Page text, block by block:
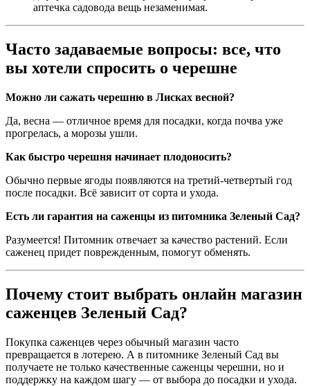
аптечка садовода вещь незаменимая.
Часто задаваемые вопросы: все, что
вы хотели спросить о черешне
Можно ли сажать черешню в Лисках весной?
Да, весна — отличное время для посадки, когда почва уже
прогрелась, а морозы ушли.
Как быстро черешня начинает плодоносить?
Обычно первые ягоды появляются на третий-четвертый год
после посадки. Всё зависит от сорта и ухода.
Есть ли гарантия на саженцы из питомника Зеленый Сад?
Разумеется! Питомник отвечает за качество растений. Если
саженец придет поврежденным, помогут обменять.
Почему стоит выбрать онлайн магазин
саженцев Зеленый Сад?
Покупка саженцев через обычный магазин часто
превращается в лотерею. А в питомнике Зеленый Сад вы
получаете не только качественные саженцы черешни, но и
поддержку на каждом шагу — от выбора до посадки и ухода.